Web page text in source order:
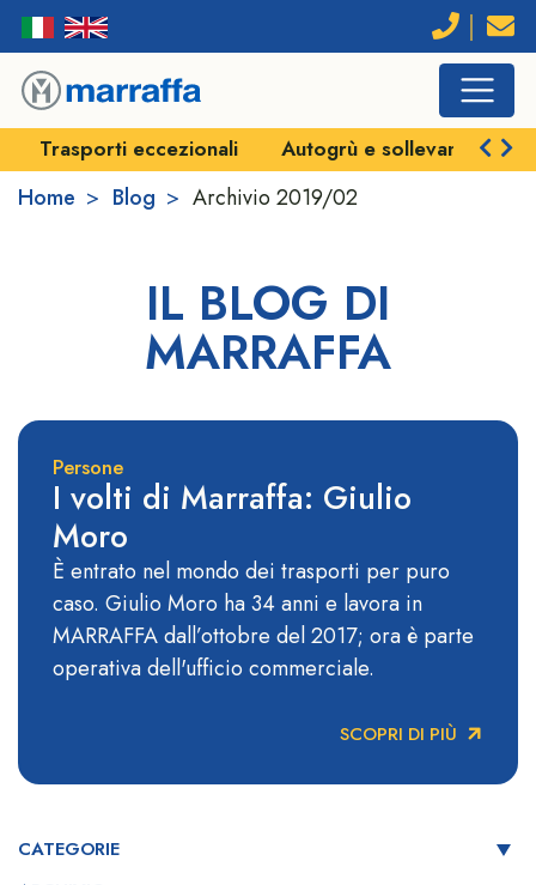
Trasporti eccezionali Autogrù e sollevamenti
Home Blog Archivio 2019/02
IL BLOG DI
MARRAFFA
Persone
I volti di Marraffa: Giulio
Moro
È entrato nel mondo dei trasporti per puro
caso. Giulio Moro ha 34 anni e lavora in
MARRAFFA dall’ottobre del 2017; ora è parte
operativa dell'ufficio commerciale.
SCOPRI DI PIÙ
CATEGORIE